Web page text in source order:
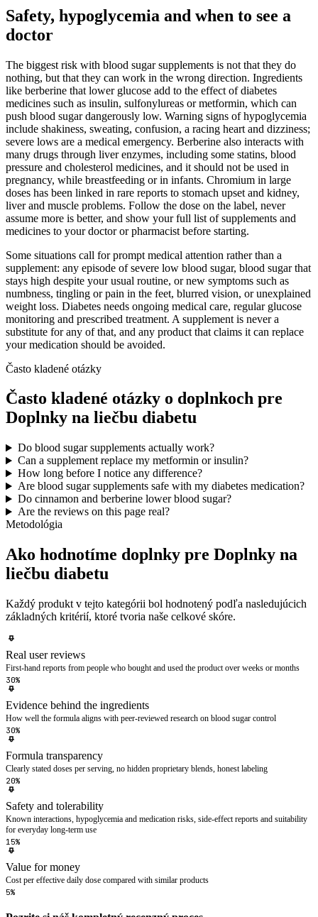
Safety, hypoglycemia and when to see a
doctor
The biggest risk with blood sugar supplements is not that they do
nothing, but that they can work in the wrong direction. Ingredients
like berberine that lower glucose add to the effect of diabetes
medicines such as insulin, sulfonylureas or metformin, which can
push blood sugar dangerously low. Warning signs of hypoglycemia
include shakiness, sweating, confusion, a racing heart and dizziness;
severe lows are a medical emergency. Berberine also interacts with
many drugs through liver enzymes, including some statins, blood
pressure and cholesterol medicines, and it should not be used in
pregnancy, while breastfeeding or in infants. Chromium in large
doses has been linked in rare reports to stomach upset and kidney,
liver and muscle problems. Follow the dose on the label, never
assume more is better, and show your full list of supplements and
medicines to your doctor or pharmacist before starting.
Some situations call for prompt medical attention rather than a
supplement: any episode of severe low blood sugar, blood sugar that
stays high despite your usual routine, or new symptoms such as
numbness, tingling or pain in the feet, blurred vision, or unexplained
weight loss. Diabetes needs ongoing medical care, regular glucose
monitoring and prescribed treatment. A supplement is never a
substitute for any of that, and any product that claims it can replace
your medication should be avoided.
Často kladené otázky
Často kladené otázky o doplnkoch pre
Doplnky na liečbu diabetu
Do blood sugar supplements actually work?
Can a supplement replace my metformin or insulin?
How long before I notice any difference?
Are blood sugar supplements safe with my diabetes medication?
Do cinnamon and berberine lower blood sugar?
Are the reviews on this page real?
Metodológia
Ako hodnotíme doplnky pre Doplnky na
liečbu diabetu
Každý produkt v tejto kategórii bol hodnotený podľa nasledujúcich
základných kritérií, ktoré tvoria naše celkové skóre.
Real user reviews
First-hand reports from people who bought and used the product over weeks or months
30%
Evidence behind the ingredients
How well the formula aligns with peer-reviewed research on blood sugar control
30%
Formula transparency
Clearly stated doses per serving, no hidden proprietary blends, honest labeling
20%
Safety and tolerability
Known interactions, hypoglycemia and medication risks, side-effect reports and suitability
for everyday long-term use
15%
Value for money
Cost per effective daily dose compared with similar products
5%